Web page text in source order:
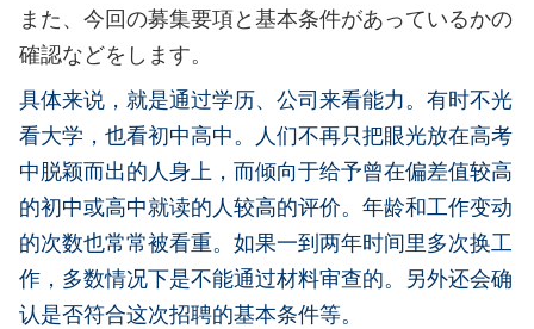
また、今回の募集要項と基本条件があっているかの
確認などをします。
具体来说，就是通过学历、公司来看能力。有时不光
看大学，也看初中高中。人们不再只把眼光放在高考
中脱颖而出的人身上，而倾向于给予曾在偏差值较高
的初中或高中就读的人较高的评价。年龄和工作变动
的次数也常常被看重。如果一到两年时间里多次换工
作，多数情况下是不能通过材料审查的。另外还会确
认是否符合这次招聘的基本条件等。